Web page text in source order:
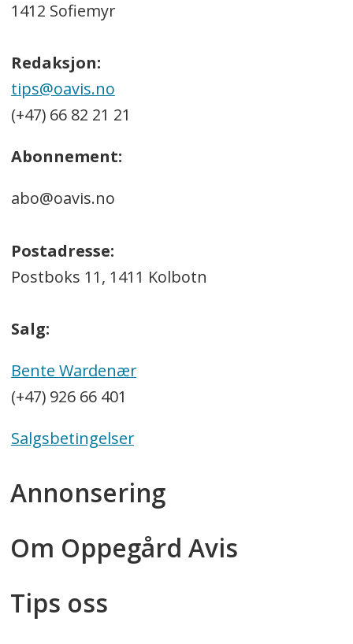
1412 Sofiemyr
Redaksjon:
tips@oavis.no
(+47) 66 82 21 21
Abonnement:
abo@oavis.no
Postadresse:
Postboks 11, 1411 Kolbotn
Salg:
Bente Wardenær
(+47) 926 66 401
Salgsbetingelser
Annonsering
Om Oppegård Avis
Tips oss